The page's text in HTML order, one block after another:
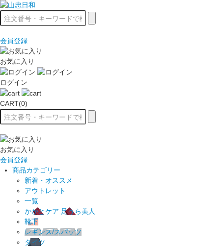
会員登録
お気に入り
ログイン
CART(0)
お気に入り
会員登録
商品カテゴリー
新着・オススメ
アウトレット
一覧
かかとケア 足うら美人
靴下
レギンス/スパッツ
タイツ